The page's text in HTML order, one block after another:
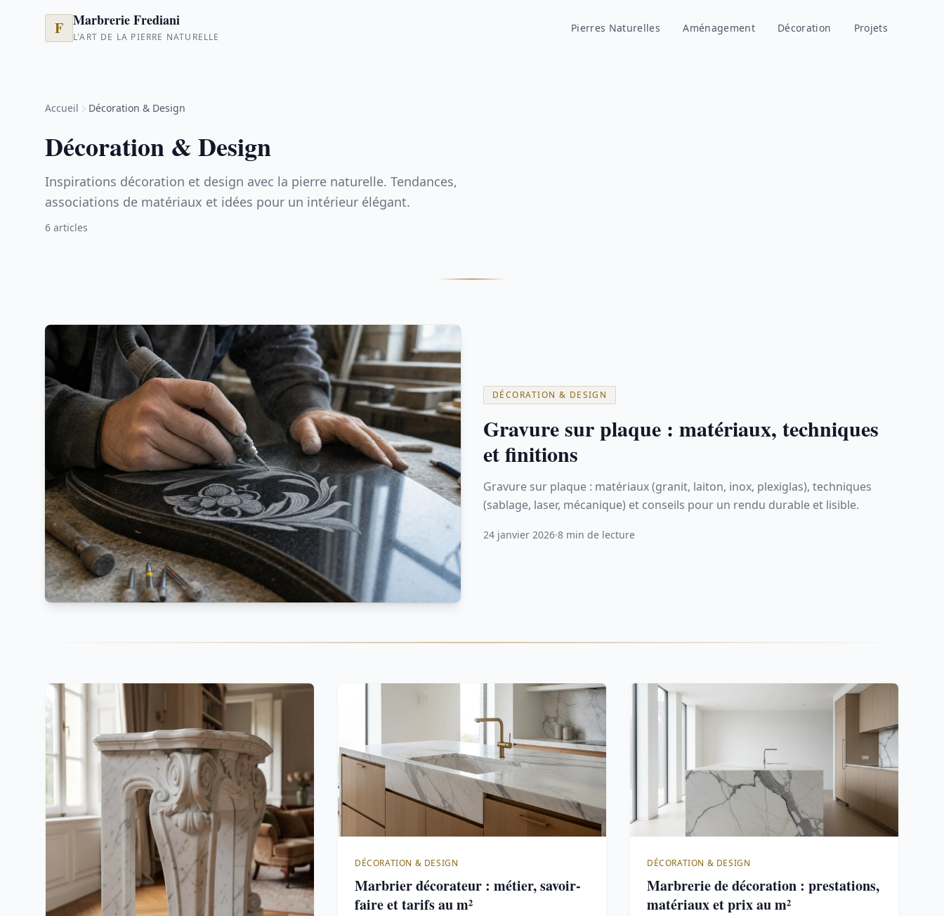
F Marbrerie Frediani
L'ART DE LA PIERRE NATURELLE
Pierres Naturelles Aménagement Décoration Projets
Accueil Décoration & Design
Décoration & Design
Inspirations décoration et design avec la pierre naturelle. Tendances,
associations de matériaux et idées pour un intérieur élégant.
6 articles
DÉCORATION & DESIGN
Gravure sur plaque : matériaux, techniques
et finitions
Gravure sur plaque : matériaux (granit, laiton, inox, plexiglas), techniques
(sablage, laser, mécanique) et conseils pour un rendu durable et lisible.
24 janvier 2026 8 min de lecture
DÉCORATION & DESIGN
Marbrier décorateur : métier, savoir-
faire et tarifs au m²
DÉCORATION & DESIGN
Marbrerie de décoration : prestations,
matériaux et prix au m²